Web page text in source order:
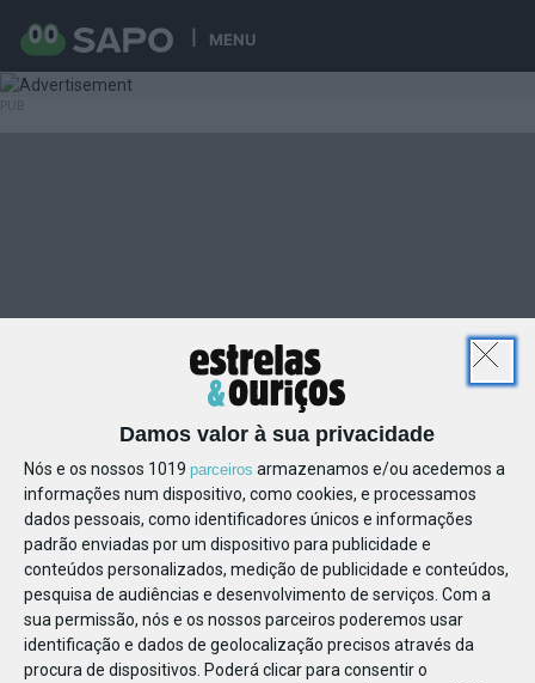
MENU
Damos valor à sua privacidade
Nós e os nossos 1019 parceiros armazenamos e/ou acedemos a
informações num dispositivo, como cookies, e processamos
dados pessoais, como identificadores únicos e informações
padrão enviadas por um dispositivo para publicidade e
conteúdos personalizados, medição de publicidade e conteúdos,
pesquisa de audiências e desenvolvimento de serviços. Com a
sua permissão, nós e os nossos parceiros poderemos usar
identificação e dados de geolocalização precisos através da
procura de dispositivos. Poderá clicar para consentir o